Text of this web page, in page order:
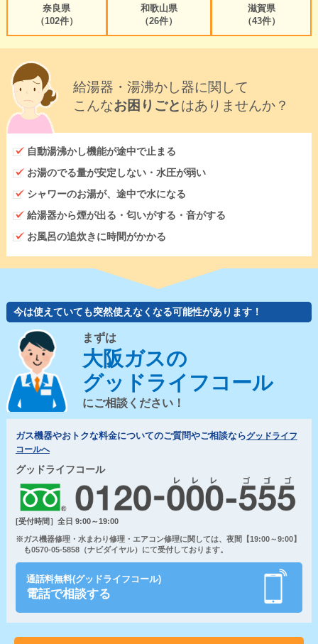
奈良県
（102件）
和歌山県
（26件）
滋賀県
（43件）
給湯器・湯沸かし器に関して
こんなお困りごとはありませんか？
自動湯沸かし機能が途中で止まる
お湯のでる量が安定しない・水圧が弱い
シャワーのお湯が、途中で水になる
給湯器から煙が出る・匂いがする・音がする
お風呂の追炊きに時間がかかる
今は使えていても突然使えなくなる可能性があります！
まずは
大阪ガスの
グッドライフコール
にご相談ください！
ガス機器やおトクな料金についてのご質問やご相談ならグッドライフ
コールへ
グッドライフコール
[受付時間］全日 9:00～19:00
※ガス機器修理・水まわり修理・エアコン修理に関しては、夜間【19:00～9:00】
も0570-05-5858（ナビダイヤル）にて受付しております。
通話料無料(グッドライフコール)
電話で相談する